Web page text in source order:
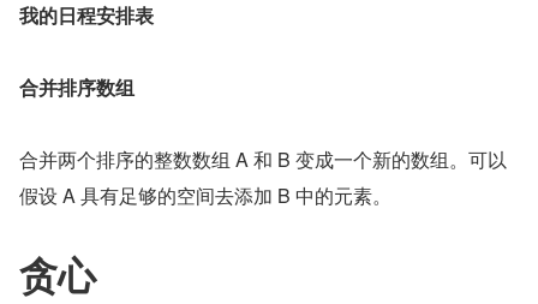
我的日程安排表
合并排序数组
合并两个排序的整数数组 A 和 B 变成一个新的数组。可以
假设 A 具有足够的空间去添加 B 中的元素。
贪心